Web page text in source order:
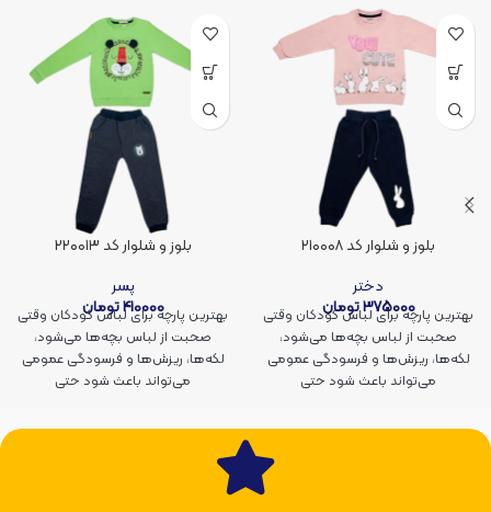
بلوز و شلوار کد ۲۱۰۰۰۸
دختر
375000تومان
بهترین پارچه برای لباس کودکان وقتی
صحبت از لباس بچه‌ها می‌شود،
لکه‌ها، ریزش‌ها و فرسودگی عمومی
می‌تواند باعث شود حتی
بلوز و شلوار کد ۲۲۰۰۱۳
پسر
410000تومان
بهترین پارچه برای لباس کودکان وقتی
صحبت از لباس بچه‌ها می‌شود،
لکه‌ها، ریزش‌ها و فرسودگی عمومی
می‌تواند باعث شود حتی